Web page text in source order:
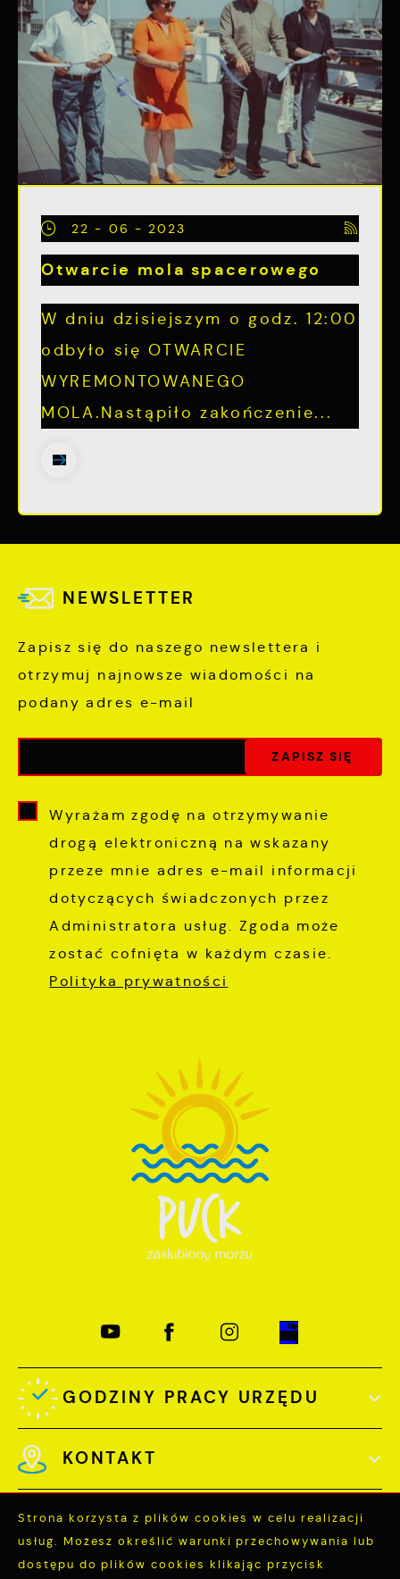
22 - 06 - 2023
Otwarcie mola spacerowego
W dniu dzisiejszym o godz. 12:00
odbyło się OTWARCIE
WYREMONTOWANEGO
MOLA.Nastąpiło zakończenie...
NEWSLETTER
Zapisz się do naszego newslettera i
otrzymuj najnowsze wiadomości na
podany adres e-mail
Wyrażam zgodę na otrzymywanie
drogą elektroniczną na wskazany
przeze mnie adres e-mail informacji
dotyczących świadczonych przez
Administratora usług. Zgoda może
zostać cofnięta w każdym czasie.
Polityka prywatności
GODZINY PRACY URZĘDU
KONTAKT
Odwiedzin: 3745476
Strona korzysta z plików cookies w celu realizacji
usług. Możesz określić warunki przechowywania lub
dostępu do plików cookies klikając przycisk